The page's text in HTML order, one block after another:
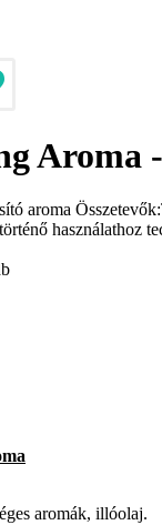
Aroma
aroma
használathoz
aromák, illóolaj.